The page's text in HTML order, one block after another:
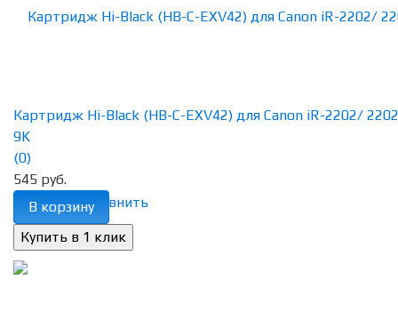
избранное сравнить
Картридж Hi-Black (HB-C-EXV42) для Canon iR-2202/
9K
(0)
545 руб.
В корзину